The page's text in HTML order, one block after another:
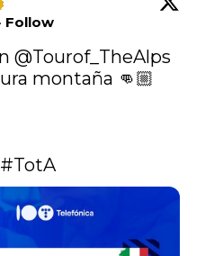
· Follow
@Tourof_TheAlps
montaña 👊🏼
#TotA